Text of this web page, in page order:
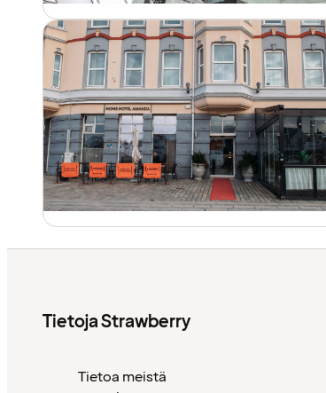
Tietoja Strawberry
Tietoa meistä